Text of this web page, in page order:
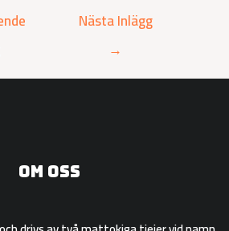
Nästa Inlägg
→
Om oss